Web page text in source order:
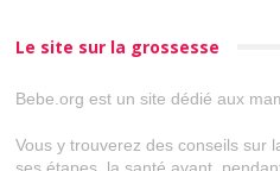
Le site sur la grossesse
Bebe.org est un site dédié aux
Vous y trouverez des conseils sur